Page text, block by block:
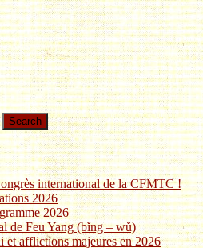
international de la CFMTC !
2026
2026
de Feu Yang (bǐng – wǔ)
et afflictions majeures en 2026